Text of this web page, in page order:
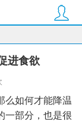
进食欲
么如何才能降温
一部分，也是很